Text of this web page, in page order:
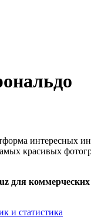
интересных
красивых
для коммерческих